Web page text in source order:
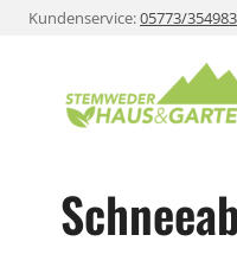
ZumKundenservice:05773/